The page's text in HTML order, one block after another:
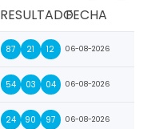
RESULTADOFECHA
87 21 12 06-08-2026
54 03 04 06-08-2026
24 90 97 06-08-2026